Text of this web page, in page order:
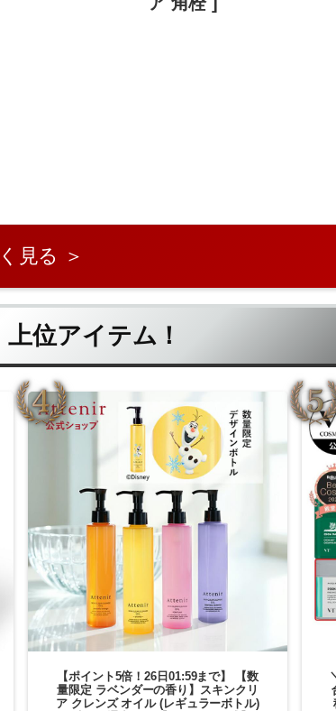
見る ＞
位アイテム！
【ポイント5倍！26日01:59まで】 【数
量限定 ラベンダーの香り】スキンクリ
ア クレンズ オイル (レギュラーボトル)